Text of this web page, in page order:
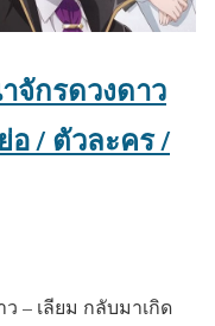
จักรดวงดาว
อ / ตัวละคร /
– เลียม กลับมาเกิด